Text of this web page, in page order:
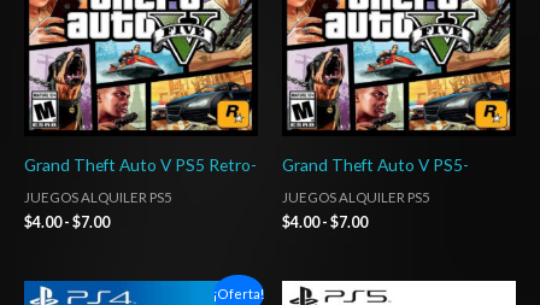
Grand Theft Auto V PS5 Retro-
JUEGOS ALQUILER PS5
$4.00 - $7.00
Grand Theft Auto V PS5-
JUEGOS ALQUILER PS5
$4.00 - $7.00
¡Oferta!
Rango
Rango